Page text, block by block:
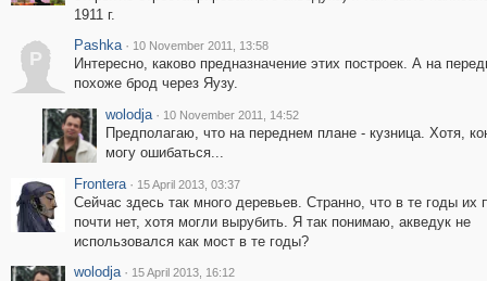
1911 г.
P
Pashka · 10 November 2011, 13:58
Интересно, каково предназначение этих построек. А на
похоже брод через Яузу.
wolodja · 10 November 2011, 14:52
Предполагаю, что на переднем плане - кузница. Хотя,
могу ошибаться...
Frontera · 15 April 2013, 03:37
Сейчас здесь так много деревьев. Странно, что в те годы их
почти нет, хотя могли вырубить. Я так понимаю, акведук не
использовался как мост в те годы?
wolodja · 15 April 2013, 16:12